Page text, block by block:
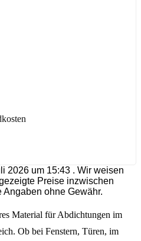
2026 um 15:43 . Wir weisen
Preise inzwischen
ohne Gewähr.
Material für Abdichtungen im
Ob bei Fenstern, Türen, im